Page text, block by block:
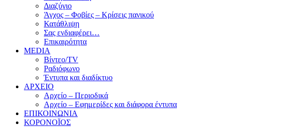
Διαζύγιο
Άγχος – Φοβίες – Κρίσεις πανικού
Κατάθλιψη
Σας ενδιαφέρει…
Επικαιρότητα
MEDIA
Βίντεο/TV
Ραδιόφωνο
Έντυπα και διαδίκτυο
ΑΡΧΕΙΟ
Αρχείο – Περιοδικά
Αρχείο – Εφημερίδες και διάφορα έντυπα
ΕΠΙΚΟΙΝΩΝΙΑ
ΚΟΡΟΝΟΪΟΣ